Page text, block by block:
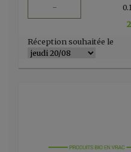
- 0.1
Réception souhaitée le